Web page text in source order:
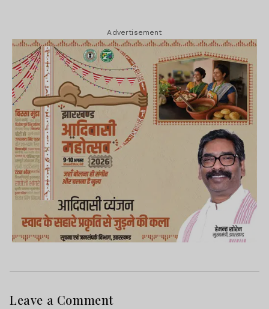
Advertisement
Leave a Comment